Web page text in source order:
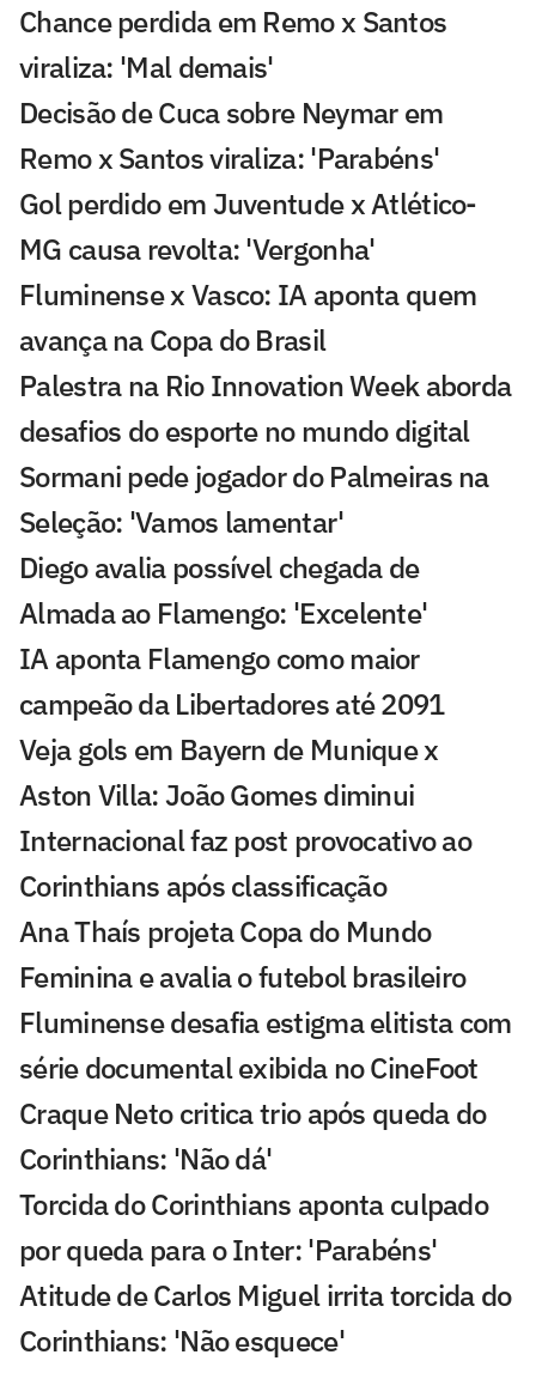
Chance perdida em Remo x Santos
viraliza: 'Mal demais'
Decisão de Cuca sobre Neymar em
Remo x Santos viraliza: 'Parabéns'
Gol perdido em Juventude x Atlético-
MG causa revolta: 'Vergonha'
Fluminense x Vasco: IA aponta quem
avança na Copa do Brasil
Palestra na Rio Innovation Week aborda
desafios do esporte no mundo digital
Sormani pede jogador do Palmeiras na
Seleção: 'Vamos lamentar'
Diego avalia possível chegada de
Almada ao Flamengo: 'Excelente'
IA aponta Flamengo como maior
campeão da Libertadores até 2091
Veja gols em Bayern de Munique x
Aston Villa: João Gomes diminui
Internacional faz post provocativo ao
Corinthians após classificação
Ana Thaís projeta Copa do Mundo
Feminina e avalia o futebol brasileiro
Fluminense desafia estigma elitista com
série documental exibida no CineFoot
Craque Neto critica trio após queda do
Corinthians: 'Não dá'
Torcida do Corinthians aponta culpado
por queda para o Inter: 'Parabéns'
Atitude de Carlos Miguel irrita torcida do
Corinthians: 'Não esquece'